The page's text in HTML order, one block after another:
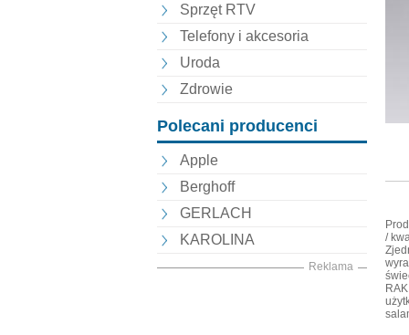
Sprzęt RTV
Telefony i akcesoria
Uroda
Zdrowie
Polecani producenci
Apple
Berghoff
GERLACH
KAROLINA
Reklama
/